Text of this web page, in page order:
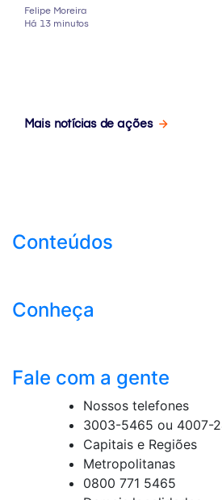
Felipe Moreira
Há 13 minutos
Mais notícias de ações
Conteúdos
Conheça
Fale com a gente
Nossos telefones
3003-5465 ou 4007-
Capitais e Regiões
Metropolitanas
0800 771 5465